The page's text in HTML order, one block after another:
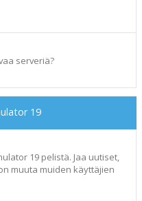
serveriä?
19
19 pelistä. Jaa uutiset,
muuta muiden käyttäjien